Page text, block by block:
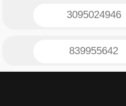
3095024946
839955642